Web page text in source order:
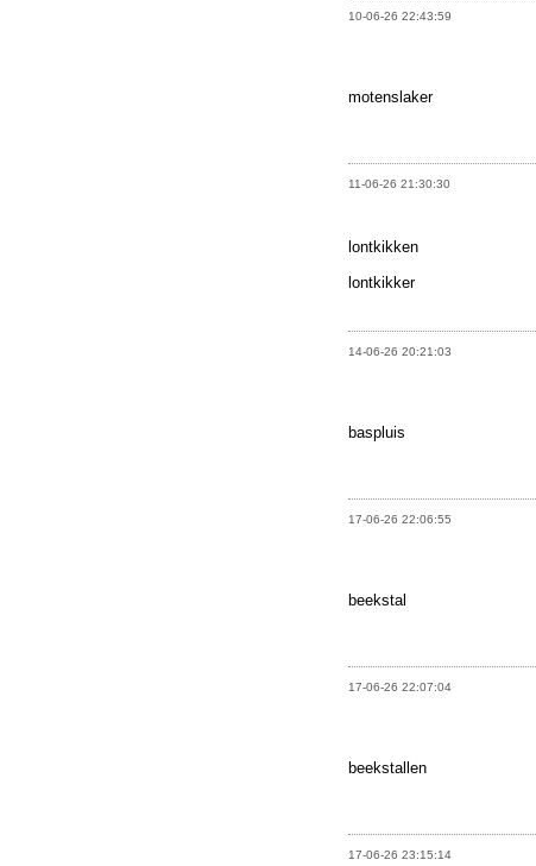
10-06-26 22:43:59
motenslaker
11-06-26 21:30:30
lontkikken
lontkikker
14-06-26 20:21:03
baspluis
17-06-26 22:06:55
beekstal
17-06-26 22:07:04
beekstallen
17-06-26 23:15:14